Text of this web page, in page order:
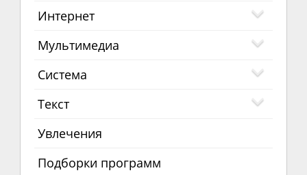
Интернет
Мультимедиа
Система
Текст
Увлечения
Подборки программ